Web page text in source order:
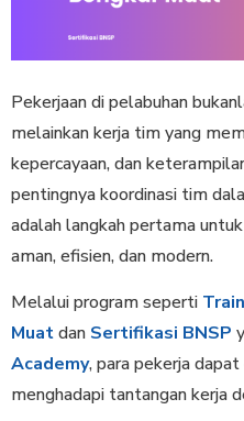
Pekerjaan di pelabuhan
melainkan kerja tim yang
kepercayaan, dan
pentingnya koordinasi tim
adalah langkah pertama
aman, efisien, dan modern.
Melalui program seperti
Muatdan Sertifikasi BNSP
Academy, para pekerja
menghadapi tantangan kerja